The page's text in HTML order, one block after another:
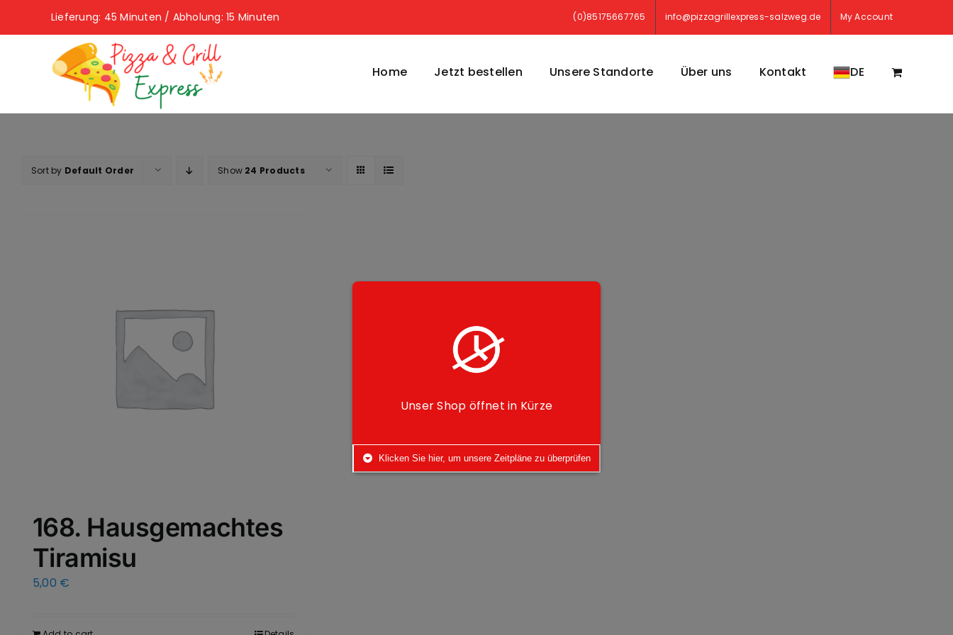
Lieferung: 45 Minuten / Abholung: 15 Minuten (0)85175667765 info@pizzagrillexpress-salzweg.de My Account
Home Jetzt bestellen Unsere Standorte Über uns Kontakt DE
Sort by Default Order Show 24 Products
168. Hausgemachtes
Tiramisu
5,00 €
Unser Shop öffnet in Kürze
Klicken Sie hier, um unsere Zeitpläne zu überprüfen